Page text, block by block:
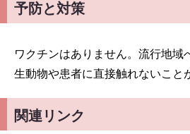
予防と対策
ワクチンはありません。流行地域
生動物や患者に直接触れないこと
関連リンク